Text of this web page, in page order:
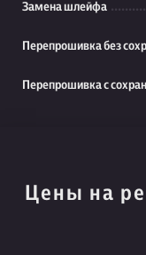
Замена шлейфа
Перепрошивка без
Перепрошивка с
Цены на